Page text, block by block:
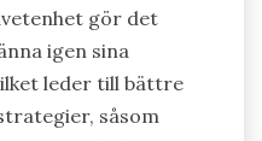
kollegor eller
självmedvetenhet.
vilket är
den entreprenöriella